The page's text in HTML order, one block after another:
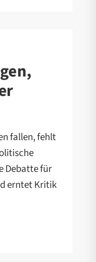
fallen, fehlt
Debatte für
erntet Kritik